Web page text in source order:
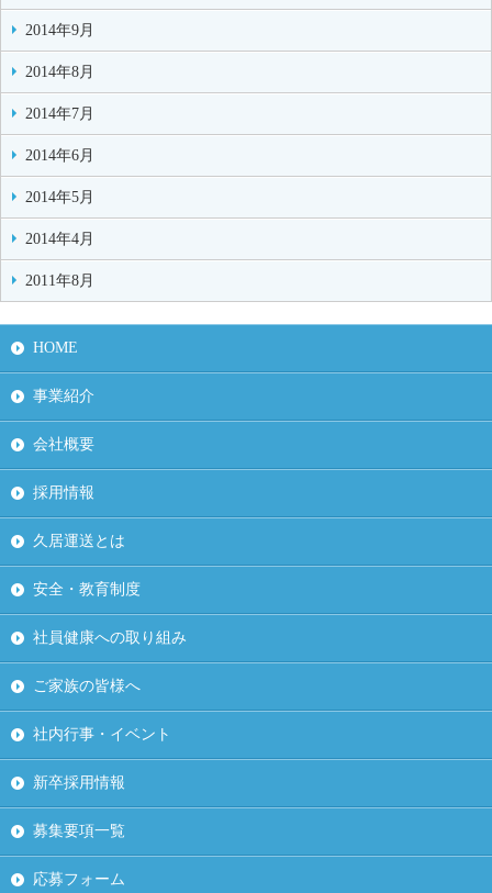
2014年9月
2014年8月
2014年7月
2014年6月
2014年5月
2014年4月
2011年8月
HOME
事業紹介
会社概要
採用情報
久居運送とは
安全・教育制度
社員健康への取り組み
ご家族の皆様へ
社内行事・イベント
新卒採用情報
募集要項一覧
応募フォーム